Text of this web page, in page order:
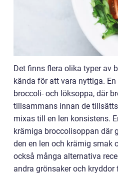
Det finns flera olika typer av
kända för att vara nyttiga.
broccoli- och löksoppa, där
tillsammans innan de
mixas till en len konsistens.
krämiga broccolisoppan där
den en len och krämig smak
också många alternativa
andra grönsaker och